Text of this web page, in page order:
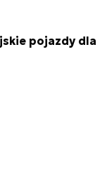
pojazdy dla